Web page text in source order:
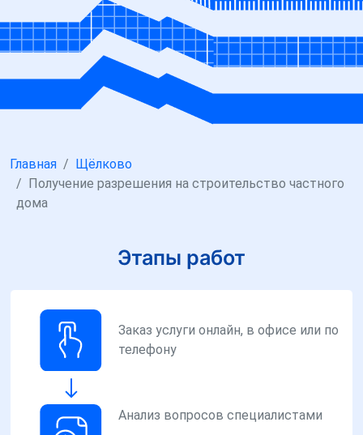
Главная
Щёлково
Получение разрешения на строительство частного
дома
Этапы работ
Заказ услуги онлайн, в офисе или по
телефону
Анализ вопросов специалистами